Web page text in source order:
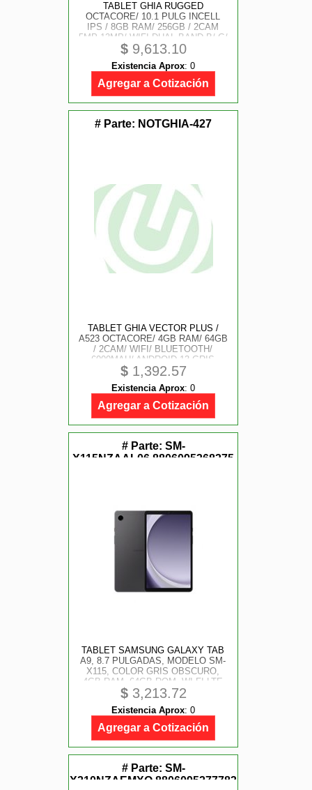
TABLET GHIA RUGGED
OCTACORE/ 10.1 PULG INCELL
IPS / 8GB RAM/ 256GB / 2CAM
5MP 13MP/ WIFI DUAL BAND B/ G/
N, AC AX / BLUETOOTH 5.4/ 3G 4G
5G LTE/ 8, 000MAH/ ANDROID 16
$9,613.10
Existencia Aprox: 0
Agregar a Cotización
# Parte: NOTGHIA-427
TABLET GHIA VECTOR PLUS /
A523 OCTACORE/ 4GB RAM/ 64GB
/ 2CAM/ WIFI/ BLUETOOTH/
6000MAH/ ANDROID 13 GRIS
METALICA
$1,392.57
Existencia Aprox: 0
Agregar a Cotización
# Parte: SM-
X115NZAAL06,8806095368375
TABLET SAMSUNG GALAXY TAB
A9, 8.7 PULGADAS, MODELO SM-
X115, COLOR GRIS OBSCURO,
4GB RAM, 64GB ROM, WI-FI LTE
SIM, 2+8 MP, ANDROID, VEL.
2.2GHZ, 2GHZ
$3,213.72
Existencia Aprox: 0
Agregar a Cotización
# Parte: SM-
X210NZAEMXO,8806095277783